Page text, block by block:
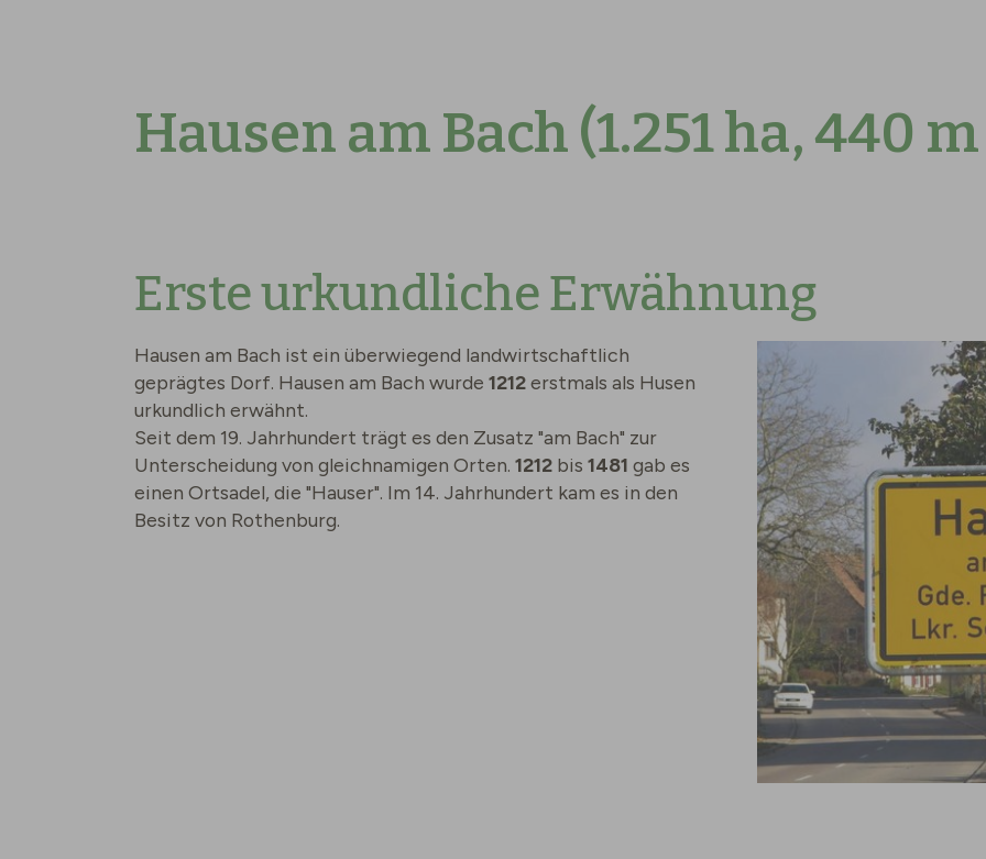
Hausen am Bach (1.251 ha, 440
Erste urkundliche Erwähnung
Hausen am Bach ist ein überwiegend landwirtschaftlich
geprägtes Dorf. Hausen am Bach wurde 1212erstmals als Husen
urkundlich erwähnt.
Seit dem 19. Jahrhundert trägt es den Zusatz "am Bach" zur
Unterscheidung von gleichnamigen Orten. 1212 bis 1481 gab es
einen Ortsadel, die "Hauser". Im 14. Jahrhundert kam es in den
Besitz von Rothenburg.